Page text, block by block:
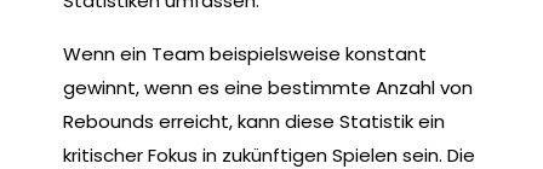
Wenn ein Team beispielsweise konstant
gewinnt, wenn es eine bestimmte Anzahl von
Rebounds erreicht, kann diese Statistik ein
kritischer Fokus in zukünftigen Spielen sein. Die